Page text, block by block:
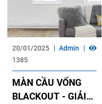
20/01/2025
Admin
1385
MÀN CẦU VỐNG
BLACKOUT - GIẢI